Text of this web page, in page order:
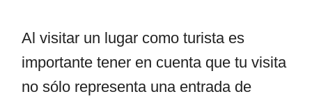
Al visitar un lugar como turista es
importante tener en cuenta que tu visita
no sólo representa una entrada de